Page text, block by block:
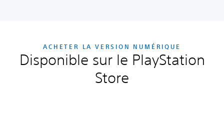
ACHETER LA VERSION NUMÉRIQUE
Disponible sur le PlayStation
Store